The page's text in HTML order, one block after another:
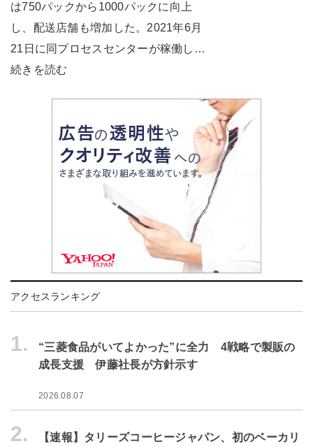
は750パックから1000パックに向上
し、配送店舗も増加した。2021年6月
21日に同プロセスセンターが稼働し…
続きを読む
アクセスランキング
1.
“三菱食品がいてよかった”に全力 4戦略で製販の
成長支援 伊藤社長が方針示す
2026.08.07
2. 【速報】タリーズコーヒージャパン、初のベーカリ